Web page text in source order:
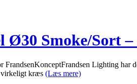
Ø30 Smoke/Sort
FrandsenKonceptFrandsen Lighting har
virkeligt kræs (Læs mere)